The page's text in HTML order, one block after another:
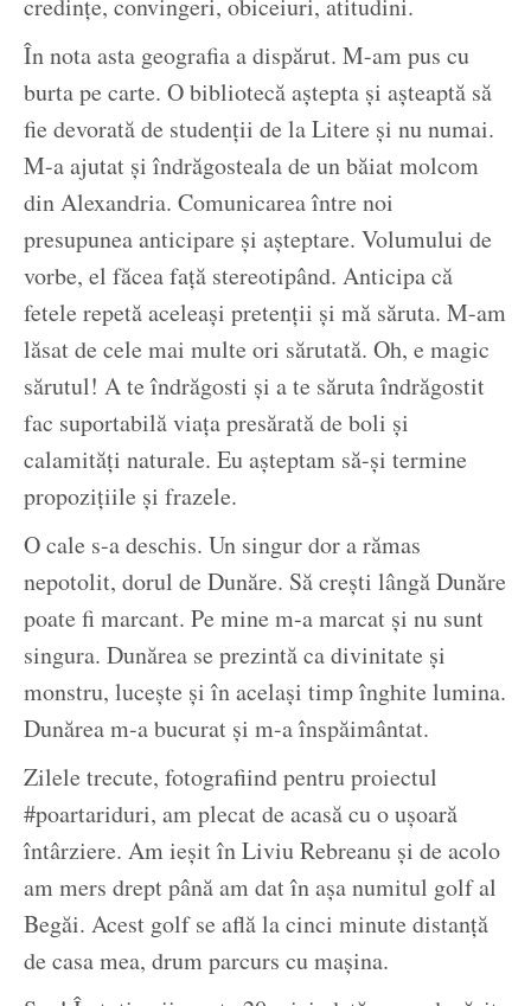
În nota asta geografia a dispărut. M-am pus cu
burta pe carte. O bibliotecă aștepta și așteaptă să
fie devorată de studenții de la Litere și nu numai.
M-a ajutat și îndrăgosteala de un băiat molcom
din Alexandria. Comunicarea între noi
presupunea anticipare și așteptare. Volumului de
vorbe, el făcea față stereotipând. Anticipa că
fetele repetă aceleași pretenții și mă săruta. M-am
lăsat de cele mai multe ori sărutată. Oh, e magic
sărutul! A te îndrăgosti și a te săruta îndrăgostit
fac suportabilă viața presărată de boli și
calamități naturale. Eu așteptam să-și termine
propozițiile și frazele.
O cale s-a deschis. Un singur dor a rămas
nepotolit, dorul de Dunăre. Să crești lângă Dunăre
poate fi marcant. Pe mine m-a marcat și nu sunt
singura. Dunărea se prezintă ca divinitate și
monstru, lucește și în același timp înghite lumina.
Dunărea m-a bucurat și m-a înspăimântat.
Zilele trecute, fotografiind pentru proiectul
#poartariduri, am plecat de acasă cu o ușoară
întârziere. Am ieșit în Liviu Rebreanu și de acolo
am mers drept până am dat în așa numitul golf al
Begăi. Acest golf se află la cinci minute distanță
de casa mea, drum parcurs cu mașina.